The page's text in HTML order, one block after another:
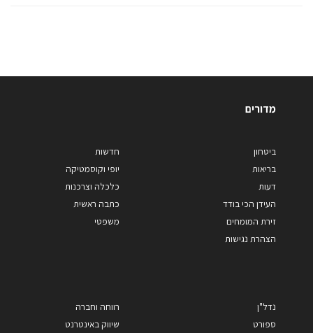
מדורים
ביטחון
בריאות
דעות
העידן הכי בודד
זירת המומחים
הצהרת נגישות
חדשות
יופי וקוסמטיקה
כלכלה וצרכנות
כתבה ראשית
משפטי
נדל"ן
ספורט
רווחה וחברה
שיווק באינטרנט